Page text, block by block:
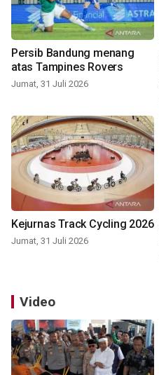
Persib Bandung menang
atas Tampines Rovers
Jumat, 31 Juli 2026
Kejurnas Track Cycling 2026
Jumat, 31 Juli 2026
Video